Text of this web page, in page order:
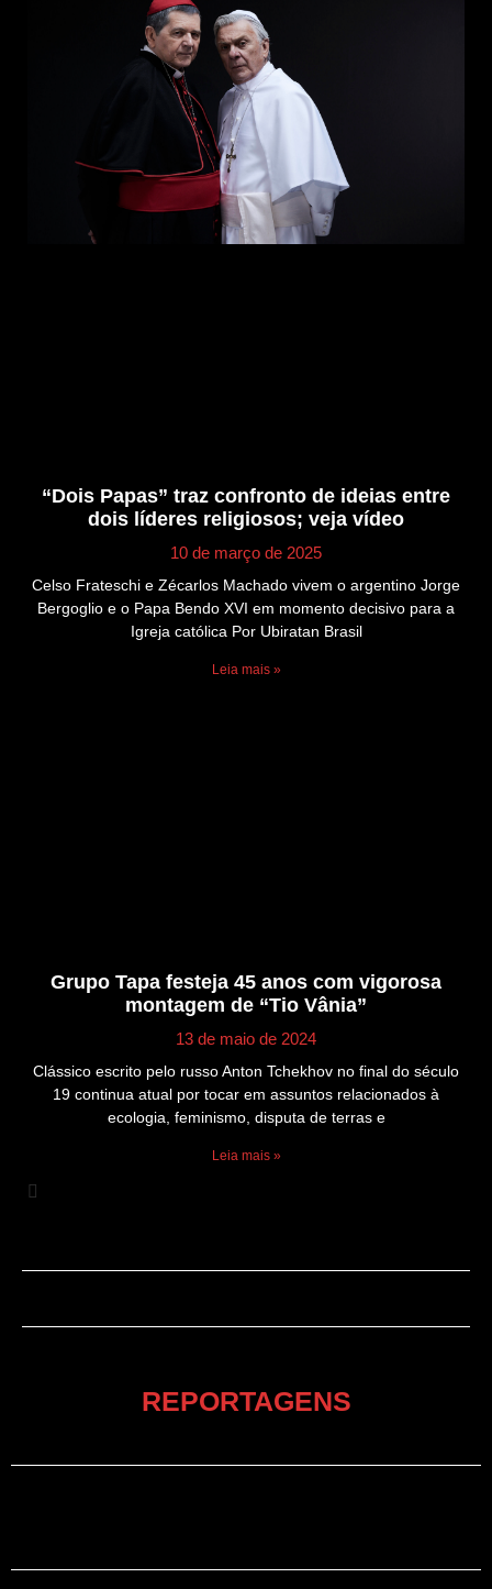
“Dois Papas” traz confronto de ideias entre
dois líderes religiosos; veja vídeo
10 de março de 2025
Celso Frateschi e Zécarlos Machado vivem o argentino Jorge
Bergoglio e o Papa Bendo XVI em momento decisivo para a
Igreja católica Por Ubiratan Brasil
Leia mais »
Grupo Tapa festeja 45 anos com vigorosa
montagem de “Tio Vânia”
13 de maio de 2024
Clássico escrito pelo russo Anton Tchekhov no final do século
19 continua atual por tocar em assuntos relacionados à
ecologia, feminismo, disputa de terras e
Leia mais »
REPORTAGENS